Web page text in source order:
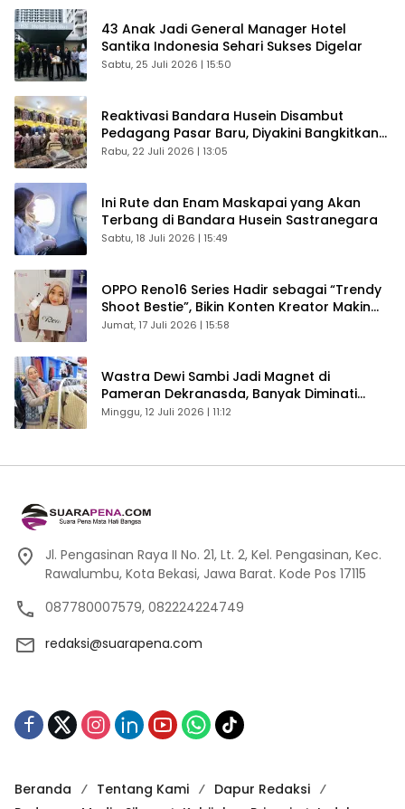
43 Anak Jadi General Manager Hotel
Santika Indonesia Sehari Sukses Digelar
Sabtu, 25 Juli 2026 | 15:50
Reaktivasi Bandara Husein Disambut
Pedagang Pasar Baru, Diyakini Bangkitkan
Kembali Ekonomi Bandung
Rabu, 22 Juli 2026 | 13:05
Ini Rute dan Enam Maskapai yang Akan
Terbang di Bandara Husein Sastranegara
Sabtu, 18 Juli 2026 | 15:49
OPPO Reno16 Series Hadir sebagai “Trendy
Shoot Bestie”, Bikin Konten Kreator Makin
Betah
Jumat, 17 Juli 2026 | 15:58
Wastra Dewi Sambi Jadi Magnet di
Pameran Dekranasda, Banyak Diminati
Pengunjung
Minggu, 12 Juli 2026 | 11:12
Jl. Pengasinan Raya II No. 21, Lt. 2, Kel. Pengasinan, Kec.
Rawalumbu, Kota Bekasi, Jawa Barat. Kode Pos 17115
087780007579, 082224224749
redaksi@suarapena.com
Beranda Tentang Kami
Dapur Redaksi